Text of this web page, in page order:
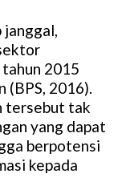
janggal,
2015
(BPS, 2016).
tersebut tak
yang dapat
berpotensi
kepada